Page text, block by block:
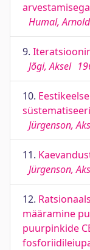
arvestamisega
Humal, Arnold
9.
Jõgi, Aksel
10.
Jürgenson,
11.
Jürgenson,
12.
määramine
puurpinkide